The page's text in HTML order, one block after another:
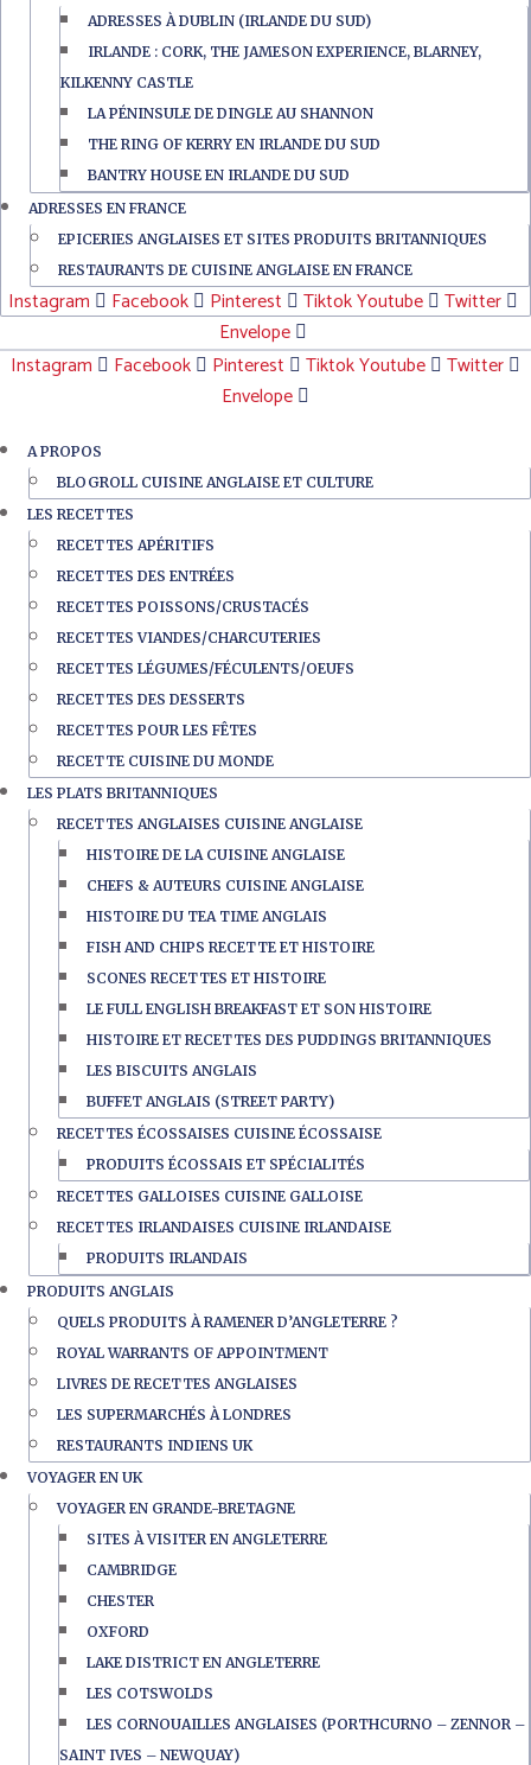
ADRESSES À DUBLIN (IRLANDE DU SUD)
IRLANDE : CORK, THE JAMESON EXPERIENCE, BLARNEY,
KILKENNY CASTLE
LA PÉNINSULE DE DINGLE AU SHANNON
THE RING OF KERRY EN IRLANDE DU SUD
BANTRY HOUSE EN IRLANDE DU SUD
ADRESSES EN FRANCE
EPICERIES ANGLAISES ET SITES PRODUITS BRITANNIQUES
RESTAURANTS DE CUISINE ANGLAISE EN FRANCE
Instagram Facebook Pinterest TiktokYoutube
Twitter
Envelope
Instagram
Facebook Pinterest TiktokYoutube
Twitter
Envelope
A PROPOS
BLOGROLL CUISINE ANGLAISE ET CULTURE
LES RECETTES
RECETTES APÉRITIFS
RECETTES DES ENTRÉES
RECETTES POISSONS/CRUSTACÉS
RECETTES VIANDES/CHARCUTERIES
RECETTES LÉGUMES/FÉCULENTS/OEUFS
RECETTES DES DESSERTS
RECETTES POUR LES FÊTES
RECETTE CUISINE DU MONDE
LES PLATS BRITANNIQUES
RECETTES ANGLAISES CUISINE ANGLAISE
HISTOIRE DE LA CUISINE ANGLAISE
CHEFS & AUTEURS CUISINE ANGLAISE
HISTOIRE DU TEA TIME ANGLAIS
FISH AND CHIPS RECETTE ET HISTOIRE
SCONES RECETTES ET HISTOIRE
LE FULL ENGLISH BREAKFAST ET SON HISTOIRE
HISTOIRE ET RECETTES DES PUDDINGS BRITANNIQUES
LES BISCUITS ANGLAIS
BUFFET ANGLAIS (STREET PARTY)
RECETTES ÉCOSSAISES CUISINE ÉCOSSAISE
PRODUITS ÉCOSSAIS ET SPÉCIALITÉS
RECETTES GALLOISES CUISINE GALLOISE
RECETTES IRLANDAISES CUISINE IRLANDAISE
PRODUITS IRLANDAIS
PRODUITS ANGLAIS
QUELS PRODUITS À RAMENER D’ANGLETERRE ?
ROYAL WARRANTS OF APPOINTMENT
LIVRES DE RECETTES ANGLAISES
LES SUPERMARCHÉS À LONDRES
RESTAURANTS INDIENS UK
VOYAGER EN UK
VOYAGER EN GRANDE-BRETAGNE
SITES À VISITER EN ANGLETERRE
CAMBRIDGE
CHESTER
OXFORD
LAKE DISTRICT EN ANGLETERRE
LES COTSWOLDS
LES CORNOUAILLES ANGLAISES (PORTHCURNO – ZENNOR –
SAINT IVES – NEWQUAY)